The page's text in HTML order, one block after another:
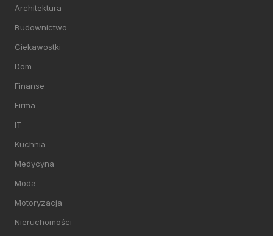
Architektura
Budownictwo
Ciekawostki
Dom
Finanse
Firma
IT
Kuchnia
Medycyna
Moda
Motoryzacja
Nieruchomości